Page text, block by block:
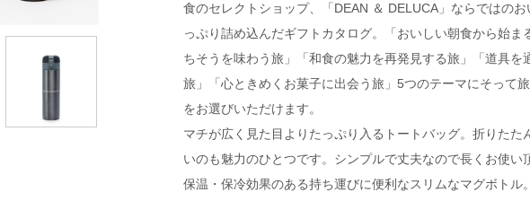
食のセレクトショップ、「DEAN ＆ DELUCA」ならではのお
っぷり詰め込んだギフトカタログ。「おいしい朝食から始ま
ちそうを味わう旅」「和食の魅力を再発見する旅」「道具を
旅」「心ときめくお菓子に出会う旅」5つのテーマにそって
をお選びいただけます。
マチが広く見た目よりたっぷり入るトートバッグ。折りたた
いのも魅力のひとつです。シンプルで丈夫なので長くお使い
保温・保冷効果のある持ち運びに便利なスリムなマグボトル